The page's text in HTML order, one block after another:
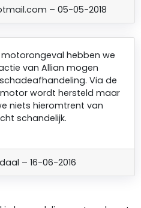
– 05-05-2018
hebben we
van Allian mogen
Via de
wordt hersteld maar
niets hieromtrent van
schandelijk.
– 16-06-2016